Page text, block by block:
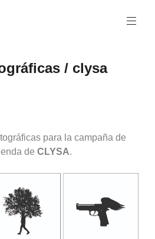
/ clysa
para la campaña de
deCLYSA.